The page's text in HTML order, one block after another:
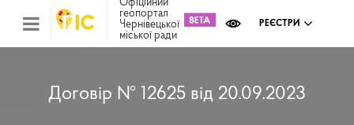
Офіційний
геопортал
Чернівецької
міської ради
РЕЄСТРИ
Договір № 12625 від 20.09.2023